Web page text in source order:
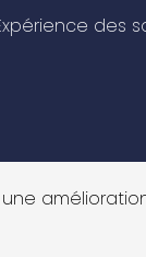
des